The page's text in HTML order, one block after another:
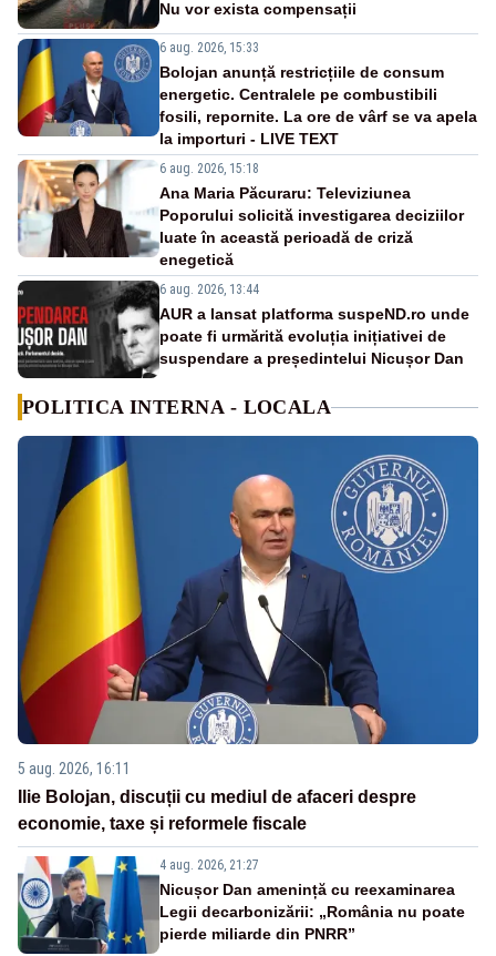
Nu vor exista compensații
6 aug. 2026, 15:33
Bolojan anunță restricțiile de consum
energetic. Centralele pe combustibili
fosili, repornite. La ore de vârf se va apela
la importuri - LIVE TEXT
6 aug. 2026, 15:18
Ana Maria Păcuraru: Televiziunea
Poporului solicită investigarea deciziilor
luate în această perioadă de criză
enegetică
6 aug. 2026, 13:44
AUR a lansat platforma suspeND.ro unde
poate fi urmărită evoluția inițiativei de
suspendare a președintelui Nicușor Dan
POLITICA INTERNA - LOCALA
5 aug. 2026, 16:11
Ilie Bolojan, discuții cu mediul de afaceri despre
economie, taxe și reformele fiscale
4 aug. 2026, 21:27
Nicușor Dan amenință cu reexaminarea
Legii decarbonizării: „România nu poate
pierde miliarde din PNRR”